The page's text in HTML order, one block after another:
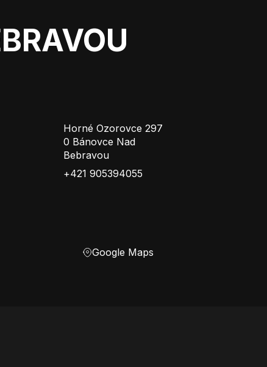
Horné Ozorovce 297
0 Bánovce Nad
Bebravou
+421 905394055
Google Maps